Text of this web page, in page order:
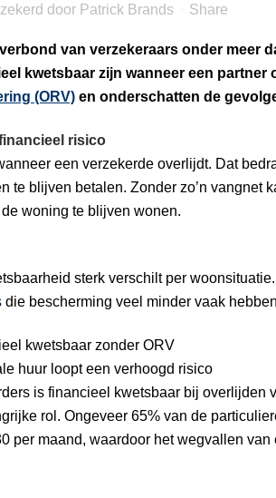
door Patrick Brands Share
van verzekeraars onder meer
kwetsbaar zijn wanneer een partner
(ORV) en onderschatten de
risico
een verzekerde overlijdt. Dat
te blijven betalen. Zonder zo’n vangnet
woning te blijven wonen.
sterk verschilt per
die bescherming veel minder vaak
kwetsbaar zonder ORV
huur loopt een verhoogd risico
is financieel kwetsbaar bij overlijden
rol. Ongeveer 65% van de
per maand, waardoor het wegvallen